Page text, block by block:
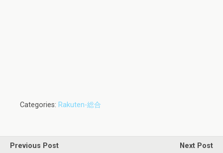
Categories: Rakuten-総合
Previous Post
Next Post